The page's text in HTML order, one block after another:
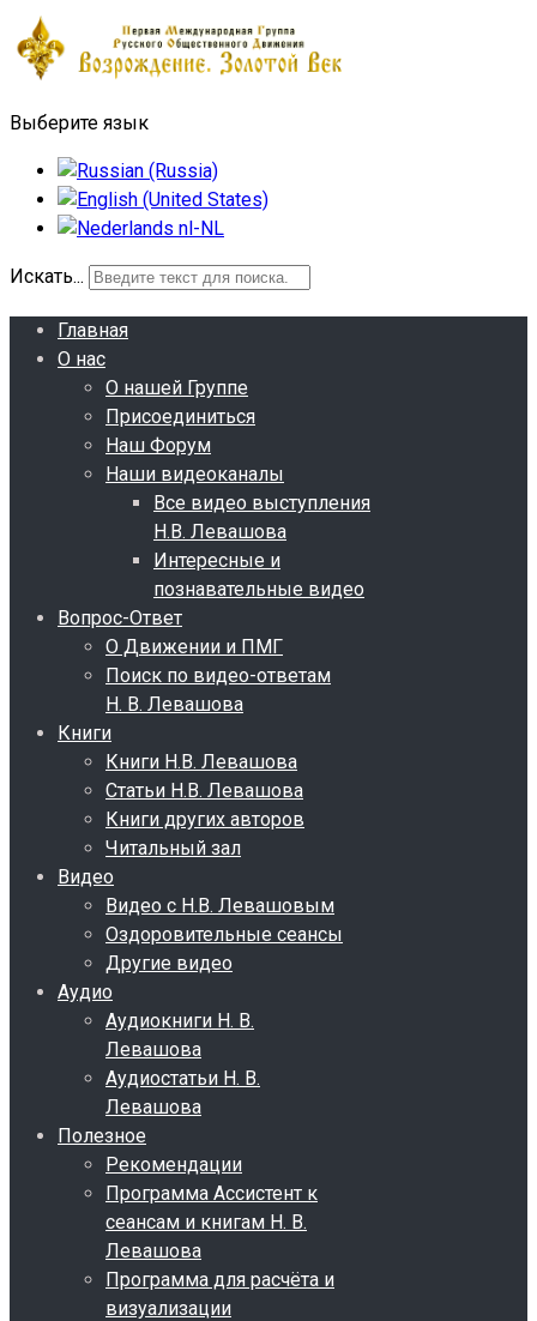
Выберите язык
Искать...
Главная
О нас
О нашей Группе
Присоединиться
Наш Форум
Наши видеоканалы
Все видео выступления
Н.В. Левашова
Интересные и
познавательные видео
Вопрос-Ответ
О Движении и ПМГ
Поиск по видео-ответам
Н. В. Левашова
Книги
Книги Н.В. Левашова
Статьи Н.В. Левашова
Книги других авторов
Читальный зал
Видео
Видео с Н.В. Левашовым
Оздоровительные сеансы
Другие видео
Аудио
Аудиокниги Н. В.
Левашова
Аудиостатьи Н. В.
Левашова
Полезное
Рекомендации
Программа Ассистент к
сеансам и книгам Н. В.
Левашова
Программа для расчёта и
визуализации